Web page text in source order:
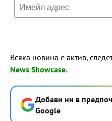
Всяка новина е актив,
News Showcase.
Добави ни в
Google